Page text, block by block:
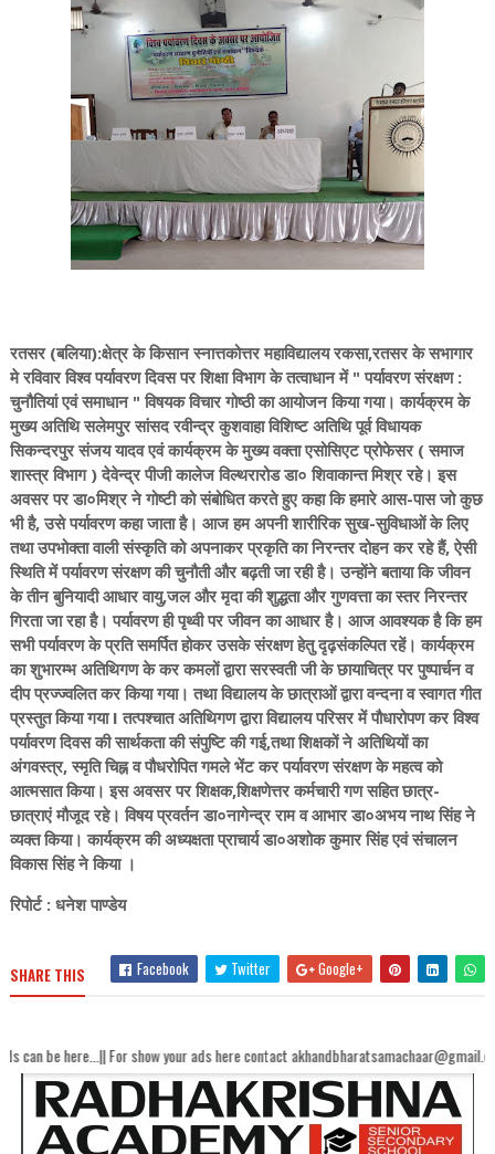
रतसर (बलिया):क्षेत्र के किसान स्नात्तकोत्तर महाविद्यालय रकसा,रतसर के सभागार
मे रविवार विश्व पर्यावरण दिवस पर शिक्षा विभाग के तत्वाधान में " पर्यावरण संरक्षण :
चुनौतियां एवं समाधान " विषयक विचार गोष्ठी का आयोजन किया गया। कार्यक्रम के
मुख्य अतिथि सलेमपुर सांसद रवीन्द्र कुशवाहा विशिष्ट अतिथि पूर्व विधायक
सिकन्दरपुर संजय यादव एवं कार्यक्रम के मुख्य वक्ता एसोसिएट प्रोफेसर ( समाज
शास्त्र विभाग ) देवेन्द्र पीजी कालेज विल्थरारोड डा० शिवाकान्त मिश्र रहे। इस
अवसर पर डा०मिश्र ने गोष्टी को संबोधित करते हुए कहा कि हमारे आस-पास जो कुछ
भी है, उसे पर्यावरण कहा जाता है। आज हम अपनी शारीरिक सुख-सुविधाओं के लिए
तथा उपभोक्ता वाली संस्कृति को अपनाकर प्रकृति का निरन्तर दोहन कर रहे हैं, ऐसी
स्थिति में पर्यावरण संरक्षण की चुनौती और बढ़ती जा रही है। उन्होंने बताया कि जीवन
के तीन बुनियादी आधार वायु,जल और मृदा की शुद्धता और गुणवत्ता का स्तर निरन्तर
गिरता जा रहा है। पर्यावरण ही पृथ्वी पर जीवन का आधार है। आज आवश्यक है कि हम
सभी पर्यावरण के प्रति समर्पित होकर उसके संरक्षण हेतु दृढ़संकल्पित रहें। कार्यक्रम
का शुभारम्भ अतिथिगण के कर कमलों द्वारा सरस्वती जी के छायाचित्र पर पुष्पार्चन व
दीप प्रज्ज्वलित कर किया गया। तथा विद्यालय के छात्राओं द्वारा वन्दना व स्वागत गीत
प्रस्तुत किया गया I तत्पश्चात अतिथिगण द्वारा विद्यालय परिसर में पौधारोपण कर विश्व
पर्यावरण दिवस की सार्थकता की संपुष्टि की गई,तथा शिक्षकों ने अतिथियों का
अंगवस्त्र, स्मृति चिह्न व पौधरोपित गमले भेंट कर पर्यावरण संरक्षण के महत्व को
आत्मसात किया। इस अवसर पर शिक्षक,शिक्षणेत्तर कर्मचारी गण सहित छात्र-
छात्राएं मौजूद रहे। विषय प्रवर्तन डा०नागेन्द्र राम व आभार डा०अभय नाथ सिंह ने
व्यक्त किया। कार्यक्रम की अध्यक्षता प्राचार्य डा०अशोक कुमार सिंह एवं संचालन
विकास सिंह ने किया ।
रिपोर्ट : धनेश पाण्डेय
SHARE THIS Facebook Twitter Google+
For show your ads here contact akhandbharatsamachaar@gmail.com...